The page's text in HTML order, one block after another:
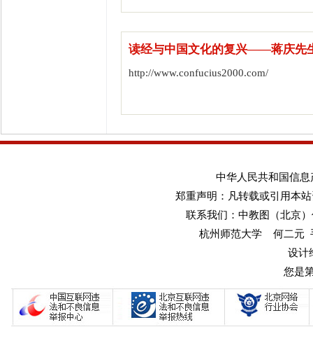
读经与中国文化的复兴——蒋庆先
http://www.confucius2000.com/
中华人民共和国信息
郑重声明：凡转载或引用本
联系我们：中教图（北京
杭州师范大学 何二元
设计
您是